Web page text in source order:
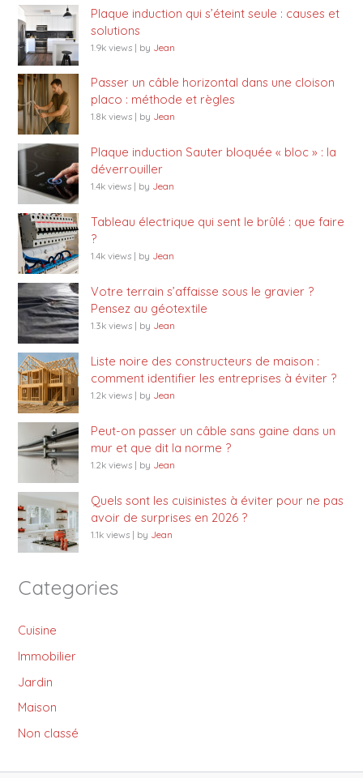
Plaque induction qui s’éteint seule : causes et
solutions
1.9k views | by Jean
Passer un câble horizontal dans une cloison
placo : méthode et règles
1.8k views | by Jean
Plaque induction Sauter bloquée « bloc » : la
déverrouiller
1.4k views | by Jean
Tableau électrique qui sent le brûlé : que faire
?
1.4k views | by Jean
Votre terrain s’affaisse sous le gravier ?
Pensez au géotextile
1.3k views | by Jean
Liste noire des constructeurs de maison :
comment identifier les entreprises à éviter ?
1.2k views | by Jean
Peut-on passer un câble sans gaine dans un
mur et que dit la norme ?
1.2k views | by Jean
Quels sont les cuisinistes à éviter pour ne pas
avoir de surprises en 2026 ?
1.1k views | by Jean
Categories
Cuisine
Immobilier
Jardin
Maison
Non classé